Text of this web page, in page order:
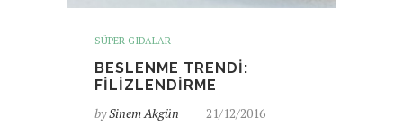
SÜPER GIDALAR
BESLENME TRENDI:
FILIZLENDIRME
bySinem Akgün 21/12/2016